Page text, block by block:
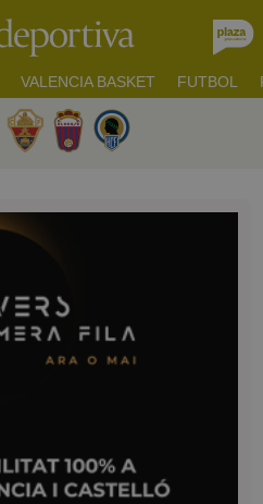
VALENCIA BASKET FUTBOL